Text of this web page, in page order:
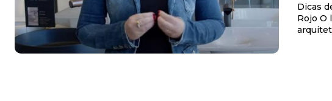
Dicas
Rojo O lavabo é um espaço especial dentro dos projetos de